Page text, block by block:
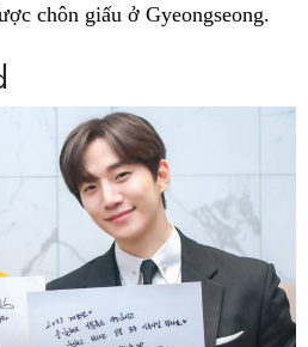
chôn giấu ở Gyeongseong.